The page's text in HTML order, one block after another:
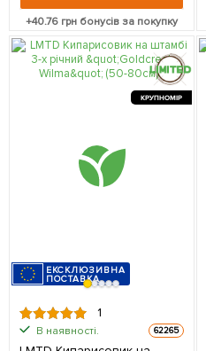
+40.76грн бонусів за покупку
КРУПНОМІР
ЕКСКЛЮЗИВНА
ПОСТАВКА
1
В наявності. 62265